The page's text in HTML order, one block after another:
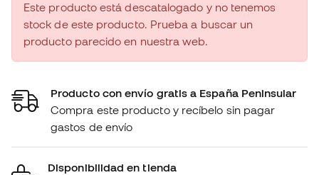
Este producto está descatalogado y no tenemos
stock de este producto. Prueba a buscar un
producto parecido en nuestra web.
Producto con envío gratis a España Peninsular
Compra este producto y recíbelo sin pagar
gastos de envío
Disponibilidad en tienda